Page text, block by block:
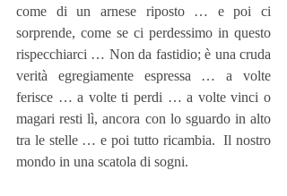
come di un arnese riposto … e poi ci
sorprende, come se ci perdessimo in questo
rispecchiarci … Non da fastidio; è una cruda
verità egregiamente espressa … a volte
ferisce … a volte ti perdi … a volte vinci o
magari resti lì, ancora con lo sguardo in alto
tra le stelle … e poi tutto ricambia.  Il nostro
mondo in una scatola di sogni.